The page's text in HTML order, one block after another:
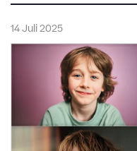
14 Juli 2025